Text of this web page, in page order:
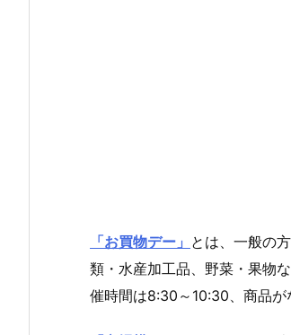
「お買物デー」 とは、一般の
類・水産加工品、野菜・果物
催時間は8:30～10:30、商品が